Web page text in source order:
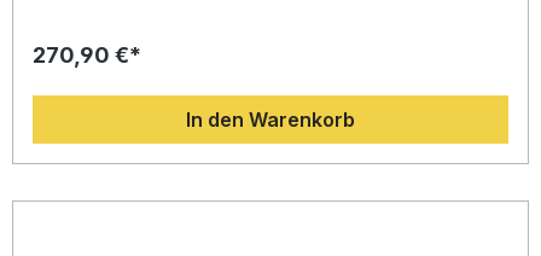
Erfahrung aus der Motorrad-Weltmeisterschaft kombiniert
On sorgt für ein verbessertes Drehmoment, ein spürbares
Leistungsplus sowie eine deutliche Gewichtseinsparung im
Vergleich zum Originalauspuff. Zusätzlich profitieren Sie
von einem kräftigeren, aber legalen Sound – homologiert
Plug-and-Play-Montage lässt sich der Auspuff einfach
270,90 €*
In den Warenkorb